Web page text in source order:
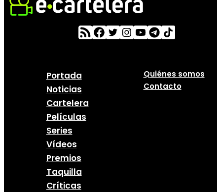
Portada
Noticias
Cartelera
Películas
Series
Vídeos
Premios
Taquilla
Críticas
Quiénes somos
Contacto